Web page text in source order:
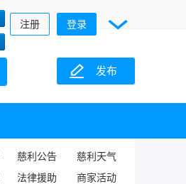
注册 登录
发布
慈利公告
慈利天气
法律援助 商家活动